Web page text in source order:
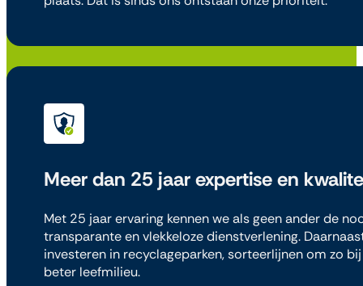
Meer dan 25 jaar expertise en
Met 25 jaar ervaring kennen we als geen ander de
transparante en vlekkeloze dienstverlening.
investeren in recyclageparken, sorteerlijnen om zo
beter leefmilieu.